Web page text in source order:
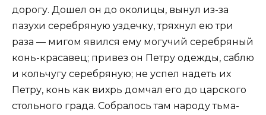
дорогу. Дошел он до околицы, вынул из-за
пазухи серебряную уздечку, тряхнул ею три
раза — мигом явился ему могучий серебряный
конь-красавец; привез он Петру одежды, саблю
и кольчугу серебряную; не успел надеть их
Петру, конь как вихрь домчал его до царского
стольного града. Собралось там народу тьма-